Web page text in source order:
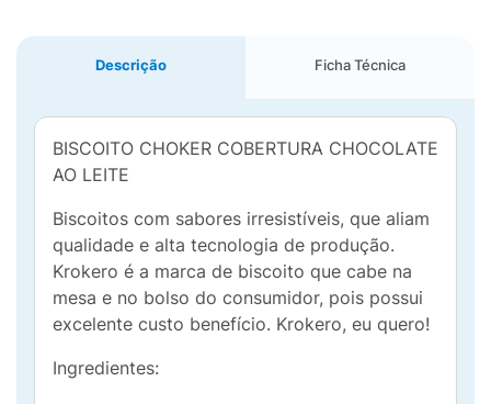
Descrição Ficha Técnica
BISCOITO CHOKER COBERTURA CHOCOLATE
AO LEITE
Biscoitos com sabores irresistíveis, que aliam
qualidade e alta tecnologia de produção.
Krokero é a marca de biscoito que cabe na
mesa e no bolso do consumidor, pois possui
excelente custo benefício. Krokero, eu quero!
Ingredientes: